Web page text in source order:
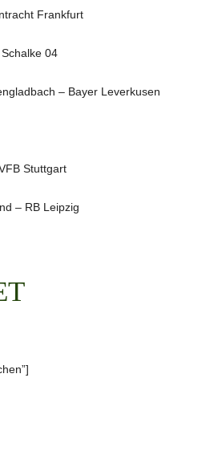
Frankfurt
04
– Bayer Leverkusen
Stuttgart
– RB Leipzig